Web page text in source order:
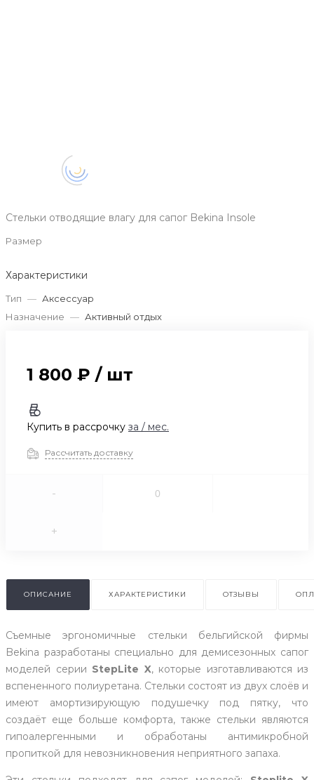
Стельки отводящие влагу для сапог Bekina Insole
Размер
Характеристики
Тип — Аксессуар
Назначение — Активный отдых
1 800 ₽ / шт
Купить в рассрочку за / мес.
Рассчитать доставку
-
+
ОПИСАНИЕ ХАРАКТЕРИСТИКИ ОТЗЫВЫ
Съемные эргономичные стельки бельгийской фирмы
Bekina разработаны специально для демисезонных сапог
моделей серии StepLite X, которые изготавливаются из
вспененного полиуретана. Стельки состоят из двух слоёв и
имеют амортизирующую подушечку под пятку, что
создаёт еще больше комфорта, также стельки являются
гипоалергенными и обработаны антимикробной
пропиткой для невозникновения неприятного запаха.